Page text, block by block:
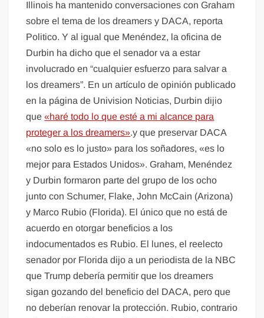
Illinois ha mantenido conversaciones con Graham
sobre el tema de los dreamers y DACA, reporta
Politico. Y al igual que Menéndez, la oficina de
Durbin ha dicho que el senador va a estar
involucrado en “cualquier esfuerzo para salvar a
los dreamers”. En un artículo de opinión publicado
en la página de Univision Noticias, Durbin dijio
que«haré todo lo que esté a mi alcance para
proteger a los dreamers».y que preservar DACA
«no solo es lo justo» para los soñadores, «es lo
mejor para Estados Unidos». Graham, Menéndez
y Durbin formaron parte del grupo de los ocho
junto con Schumer, Flake, John McCain (Arizona)
y Marco Rubio (Florida). El único que no está de
acuerdo en otorgar beneficios a los
indocumentados es Rubio. El lunes, el reelecto
senador por Florida dijo a un periodista de la NBC
que Trump debería permitir que los dreamers
sigan gozando del beneficio del DACA, pero que
no deberían renovar la protección. Rubio, contrario